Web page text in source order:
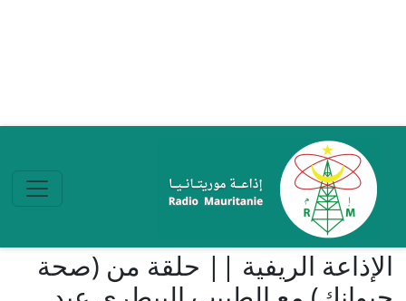
الإذاعة الريفية || حلقة من (صحة